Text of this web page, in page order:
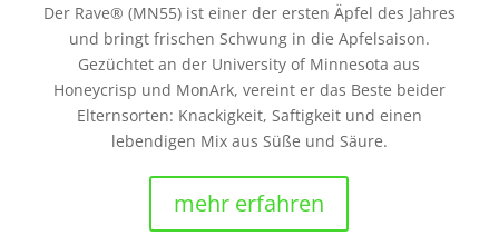
Der Rave® (MN55) ist einer der ersten Äpfel des Jahres
und bringt frischen Schwung in die Apfelsaison.
Gezüchtet an der University of Minnesota aus
Honeycrisp und MonArk, vereint er das Beste beider
Elternsorten: Knackigkeit, Saftigkeit und einen
lebendigen Mix aus Süße und Säure.
mehr erfahren